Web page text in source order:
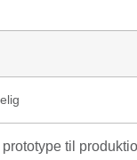
til